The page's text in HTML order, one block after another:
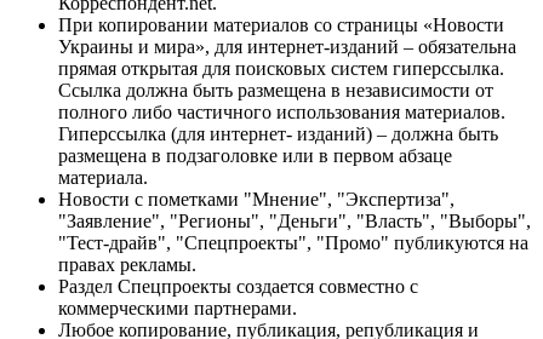
При копировании материалов со страницы «Новости
Украины и мира», для интернет-изданий – обязательна
прямая открытая для поисковых систем гиперссылка.
Ссылка должна быть размещена в независимости от
полного либо частичного использования материалов.
Гиперссылка (для интернет- изданий) – должна быть
размещена в подзаголовке или в первом абзаце
материала.
Новости с пометками "Мнение", "Экспертиза",
"Заявление", "Регионы", "Деньги", "Власть", "Выборы",
"Тест-драйв", "Спецпроекты", "Промо" публикуются на
правах рекламы.
Раздел Спецпроекты создается совместно с
коммерческими партнерами.
Любое копирование, публикация, републикация и